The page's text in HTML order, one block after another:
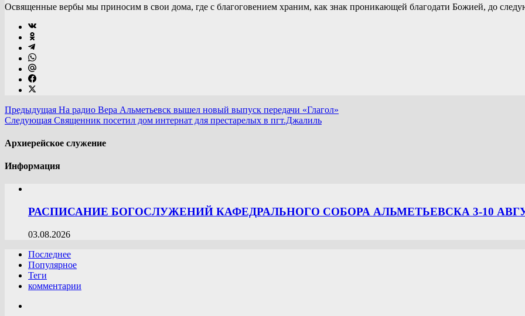
Освященные вербы мы приносим в свои дома, где с благоговением храним, как знак проникающей благодати Божией, до
Предыдущая На радио Вера Альметьевск вышел новый выпуск передачи «Глагол»
Следующая Священник посетил дом интернат для престарелых в пгт.Джалиль
Архиерейское служение
Информация
РАСПИСАНИЕ БОГОСЛУЖЕНИЙ КАФЕДРАЛЬНОГО СОБОРА АЛЬМЕТЬЕВСКА 3-10
03.08.2026
Последнее
Популярное
Теги
комментарии